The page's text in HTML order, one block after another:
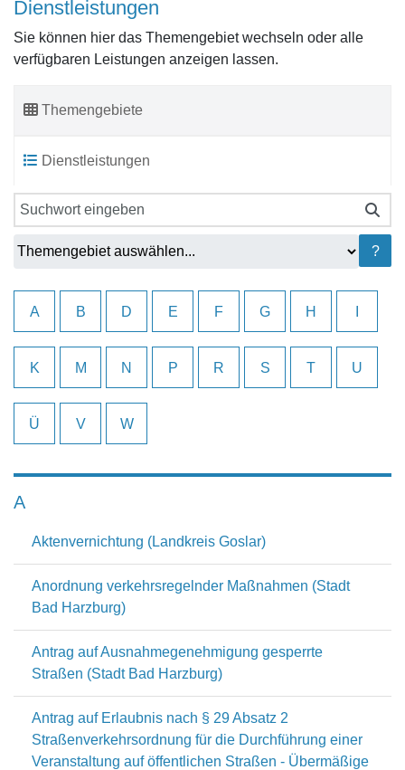
Dienstleistungen
Sie können hier das Themengebiet wechseln oder alle
verfügbaren Leistungen anzeigen lassen.
Themengebiete
Dienstleistungen
?
A B D E F G H
K M N P R S T U
Ü V W
A
Aktenvernichtung (Landkreis Goslar)
Anordnung verkehrsregelnder Maßnahmen (Stadt
Bad Harzburg)
Antrag auf Ausnahmegenehmigung gesperrte
Straßen (Stadt Bad Harzburg)
Antrag auf Erlaubnis nach § 29 Absatz 2
Straßenverkehrsordnung für die Durchführung einer
Veranstaltung auf öffentlichen Straßen - Übermäßige